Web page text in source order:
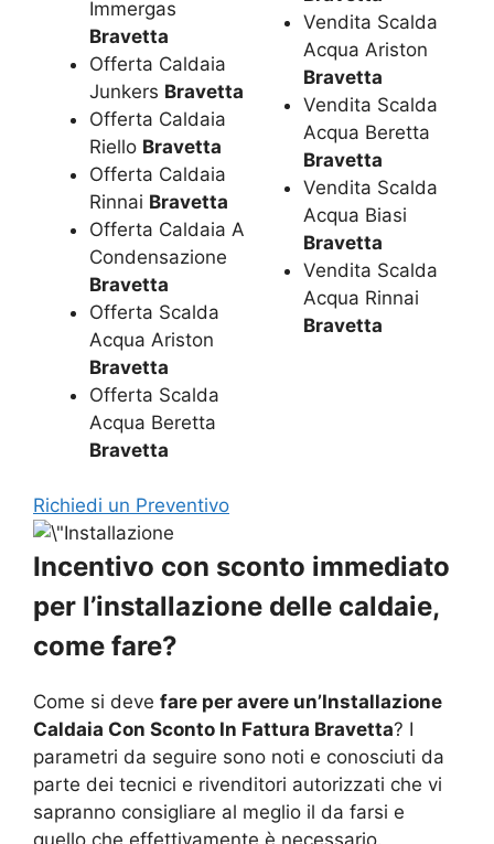
Immergas
Bravetta
Offerta Caldaia
Junkers Bravetta
Offerta Caldaia
Riello Bravetta
Offerta Caldaia
Rinnai Bravetta
Offerta Caldaia A
Condensazione
Bravetta
Offerta Scalda
Acqua Ariston
Bravetta
Offerta Scalda
Acqua Beretta
Bravetta
Vendita Scalda
Acqua Ariston
Bravetta
Vendita Scalda
Acqua Beretta
Bravetta
Vendita Scalda
Acqua Biasi
Bravetta
Vendita Scalda
Acqua Rinnai
Bravetta
Richiedi un Preventivo
Incentivo con sconto immediato
per l’installazione delle caldaie,
come fare?
Come si deve fare per avere un’Installazione
Caldaia Con Sconto In Fattura Bravetta? I
parametri da seguire sono noti e conosciuti da
parte dei tecnici e rivenditori autorizzati che vi
sapranno consigliare al meglio il da farsi e